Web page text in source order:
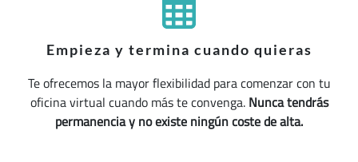
Empieza y termina cuando quieras
Te ofrecemos la mayor flexibilidad para comenzar con tu
oficina virtual cuando más te convenga.Nunca tendrás
permanencia y no existe ningún coste de alta.